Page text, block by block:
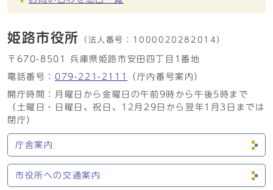
姫路市役所 （法人番号： 1000020282014）
〒670-8501 兵庫県姫路市安田四丁目1番地
電話番号： 079-221-2111
（庁内番号案内）
開庁時間：月曜日から金曜日の午前9時から午後5時まで
（土曜日・日曜日、祝日、12月29日から翌年1月3日までは
閉庁）
庁舎案内
市役所への交通案内